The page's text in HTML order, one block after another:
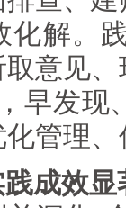
化解。
意见
早发现
管理
成效显